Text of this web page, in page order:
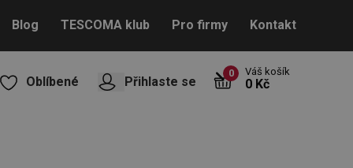
Blog TESCOMA klub Pro firmy Kontakt
Oblíbené Přihlaste se
0 Váš košík
0 Kč